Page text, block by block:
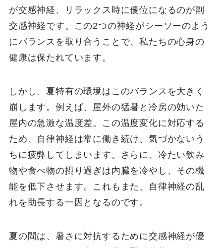
が交感神経、リラックス時に優位になるのが副
交感神経です。この2つの神経がシーソーのよう
にバランスを取り合うことで、私たちの心身の
健康は保たれています。
しかし、夏特有の環境はこのバランスを大きく
崩します。例えば、屋外の猛暑と冷房の効いた
屋内の急激な温度差。この温度変化に対応する
ため、自律神経は常に働き続け、気づかないう
ちに疲弊してしまいます。さらに、冷たい飲み
物や食べ物の摂り過ぎは内臓を冷やし、その機
能を低下させます。これもまた、自律神経の乱
れを助長する一因となるのです。
夏の間は、暑さに対抗するために交感神経が優